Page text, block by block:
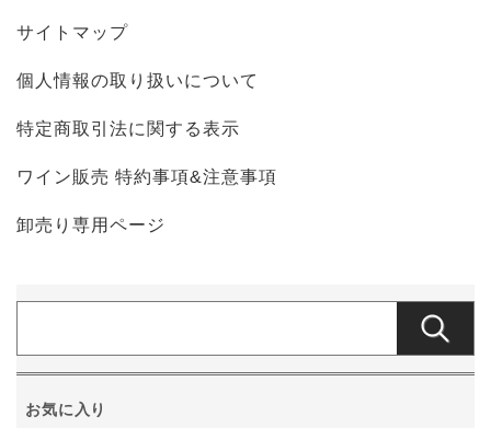
サイトマップ
個人情報の取り扱いについて
特定商取引法に関する表示
ワイン販売 特約事項&注意事項
卸売り専用ページ
お気に入り